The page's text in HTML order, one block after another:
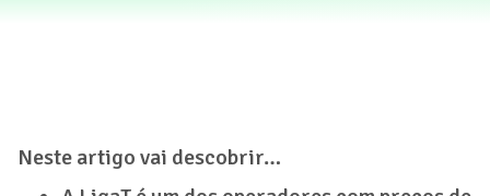
Neste artigo vai descobrir…